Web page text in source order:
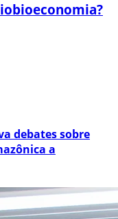
debates sobre
a